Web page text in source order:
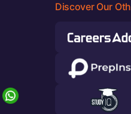
Discover Our